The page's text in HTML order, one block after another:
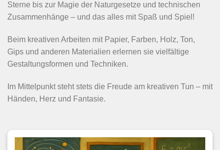
Sterne bis zur Magie der Naturgesetze und technischen
Zusammenhänge – und das alles mit Spaß und Spiel!
Beim kreativen Arbeiten mit Papier, Farben, Holz, Ton,
Gips und anderen Materialien erlernen sie vielfältige
Gestaltungsformen und Techniken.
Im Mittelpunkt steht stets die Freude am kreativen Tun – mit
Händen, Herz und Fantasie.